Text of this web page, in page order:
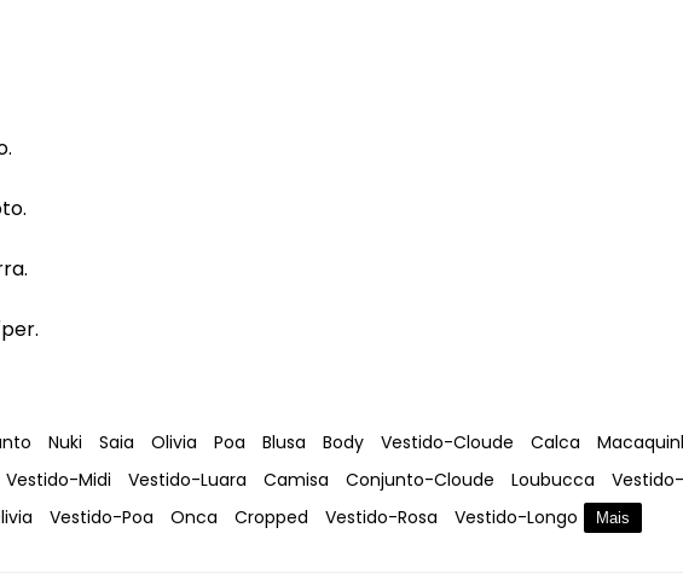
Nuki Saia Olivia Poa Blusa Body Vestido-Cloude Calca
Vestido-Midi Vestido-Luara Camisa Conjunto-Cloude Loubucca
Vestido-Poa Onca Cropped Vestido-Rosa Vestido-Longo Mais